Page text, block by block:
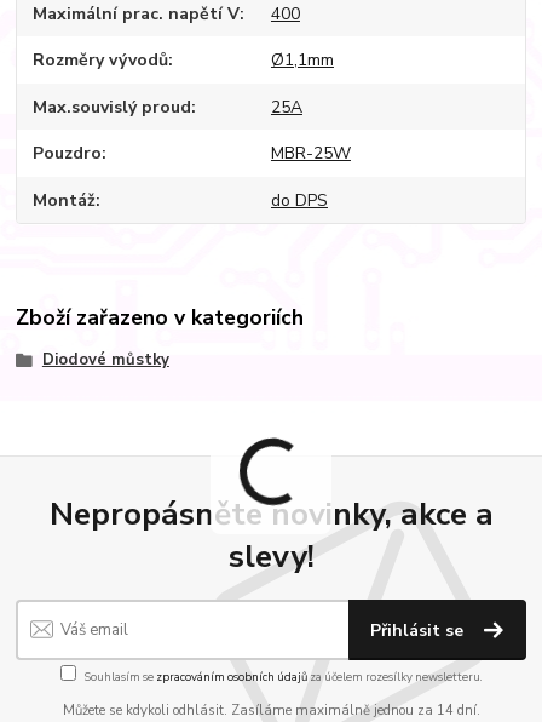
Maximální prac. napětí V 400
Rozměry vývodů Ø1,1mm
Max.souvislý proud 25A
Pouzdro MBR-25W
Montáž do DPS
Zboží zařazeno v kategoriích
Diodové můstky
Nepropásněte novinky, akce a
slevy!
Přihlásit se
Souhlasím se zpracováním osobních údajůza účelem rozesílky newsletteru.
Můžete se kdykoli odhlásit. Zasíláme maximálně jednou za 14 dní.